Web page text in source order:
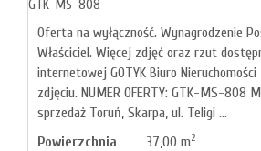
GTK-MS-808
Oferta na wyłączność. Wynagrodzenie
Właściciel. Więcej zdjęć oraz rzut
internetowej GOTYK Biuro
zdjęciu. NUMER OFERTY: GTK-MS-808
sprzedaż Toruń, Skarpa, ul. Teligi ...
Powierzchnia
37,00 m2